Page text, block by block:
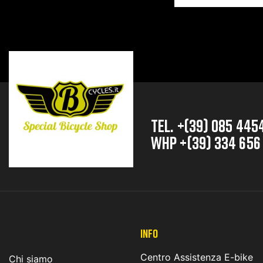
TEL. +(39) 085
whp +(39) 334 656
Chi siamo
INFO
Centro Assistenza E-bike